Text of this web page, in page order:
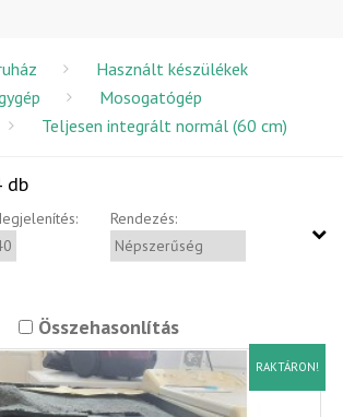
Használt készülékek
Mosogatógép
Teljesen integrált normál (60 cm)
db
Rendezés:
Összehasonlítás
RAKTÁRON!